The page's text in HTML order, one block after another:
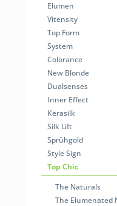
Elumen
Vitensity
Top Form
System
Colorance
New Blonde
Dualsenses
Inner Effect
Kerasilk
Silk Lift
Sprühgold
Style Sign
Top Chic
The Naturals
The Elumenated